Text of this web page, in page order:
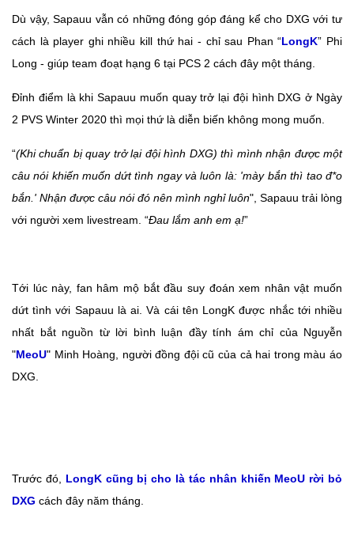
Dù vậy, Sapauu vẫn có những đóng góp đáng kể cho DXG với tư
cách là player ghi nhiều kill thứ hai - chỉ sau Phan “LongK” Phi
Long - giúp team đoạt hạng 6 tại PCS 2 cách đây một tháng.
Đỉnh điểm là khi Sapauu muốn quay trở lại đội hình DXG ở Ngày
2 PVS Winter 2020 thì mọi thứ là diễn biến không mong muốn.
“(Khi chuẩn bị quay trở lại đội hình DXG) thì mình nhận được một
câu nói khiến muốn dứt tình ngay và luôn là: 'mày bắn thì tao đ*o
bắn.' Nhận được câu nói đó nên mình nghỉ luôn", Sapauu trải lòng
với người xem livestream. “Đau lắm anh em ạ!”
Tới lúc này, fan hâm mộ bắt đầu suy đoán xem nhân vật muốn
dứt tình với Sapauu là ai. Và cái tên LongK được nhắc tới nhiều
nhất bắt nguồn từ lời bình luận đầy tính ám chỉ của Nguyễn
"MeoU" Minh Hoàng, người đồng đội cũ của cả hai trong màu áo
DXG.
Trước đó, LongK cũng bị cho là tác nhân khiến MeoU rời bỏ
DXG cách đây năm tháng.